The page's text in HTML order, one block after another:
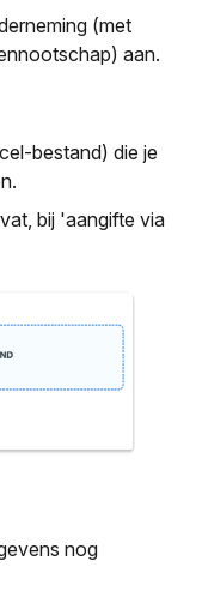
(met
aan.
bestand) die je
bij 'aangifte via
nog